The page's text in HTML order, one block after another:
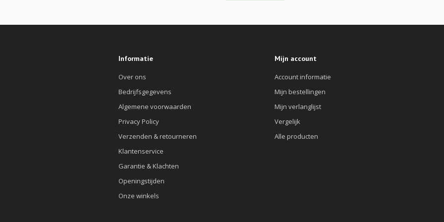
Informatie
Over ons
Bedrijfsgegevens
Algemene voorwaarden
Privacy Policy
Verzenden & retourneren
Klantenservice
Garantie & Klachten
Openingstijden
Onze winkels
Mijn account
Account informatie
Mijn bestellingen
Mijn verlanglijst
Vergelijk
Alle producten